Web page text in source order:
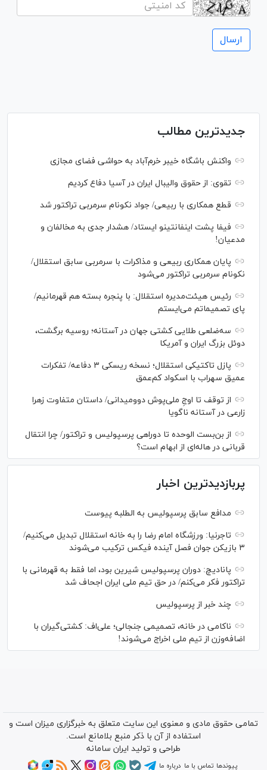
جدیدترین مطالب
واکنش باشگاه خیبر خرم‌آباد به حواشی فضای مجازی
تقوی: از حقوق والیبال ایران در آسیا دفاع کردیم
قطع همکاری با ربیعی/ جواد نکونام سرمربی تراکتور شد
فیفا پشت اینفانتینو ایستاد/ هشدار جدی به مخالفان و
مدعیان!
پایان همکاری ربیعی و مذاکرات با سرمربی سابق استقلال/
نکونام سرمربی تراکتور می‌شود
رئیس هیئت‌مدیره استقلال: با پنجره بسته هم قهرمانیم/
پای تصمیماتم می‌ایستم
سه‌ضلعی طلایی کشتی جهان در آستانه؛ روسیه برگشت،
دوئل بزرگ ایران و آمریکا
پازل تاکتیکی استقلال؛ نسخه ریسکی ۳ دفاعه/ تفکرات
عمیق سهراب با اسکواد کم‌عمق
از توقف تا اوجِ ملی‌پوش دوومیدانی/ داستان متفاوت زهرا
زارعی در آستانه ناگویا
از بن‌بست الوحده تا دوراهی پرسپولیس و تراکتور/ چرا انتقال
قربانی در هاله‌ای از ابهام است؟
پربازدیدترین اخبار
مدافع سابق پرسپولیس به الطلبه پیوست
تاجرنیا: ورزشگاه امام رضا را به خانه استقلال تبدیل می‌کنیم/
۳ بازیکن جوان فصل آینده فیکس ترکیب می‌شوند
پانادیچ: دوران پرسپولیس شیرین بود، اما فقط به قهرمانی با
تراکتور فکر می‌کنم/ در حق تیم ملی ایران اجحاف شد
چند خبر از پرسپولیس
ناکامی در خانه، تصمیمی جنجالی؛ علی‌اف: کشتی‌گیران با
اضافه‌وزن از تیم ملی اخراج می‌شوند!
تمامی حقوق مادی و معنوی این سایت متعلق به خبرگزاری میزان است و
استفاده از آن با ذکر منبع بلامانع است.
طراحی و تولید ایران سامانه
پیوندها تماس با ما درباره ما